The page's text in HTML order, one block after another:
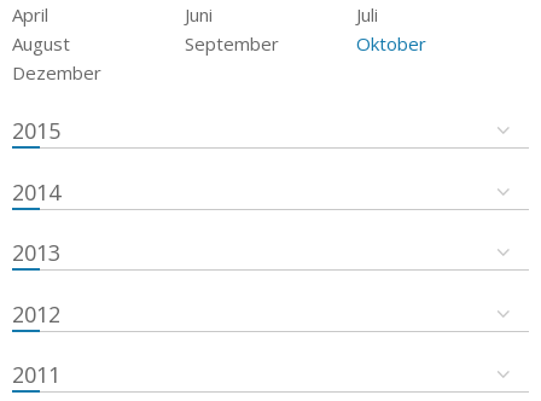
April
Juni
Juli
August
September
Oktober
Dezember
2015
2014
2013
2012
2011